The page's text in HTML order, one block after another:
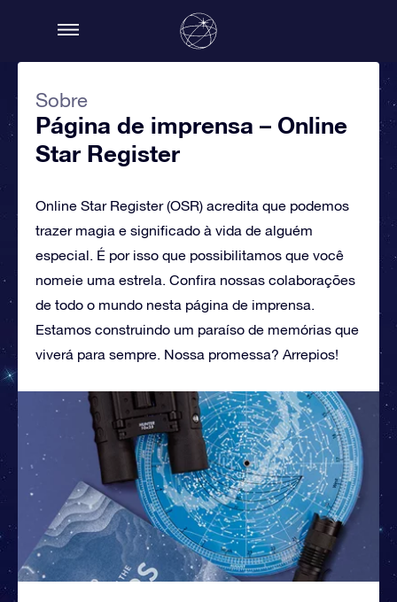
Sobre
Página de imprensa – Online
Star Register
Online Star Register (OSR) acredita que podemos
trazer magia e significado à vida de alguém
especial. É por isso que possibilitamos que você
nomeie uma estrela. Confira nossas colaborações
de todo o mundo nesta página de imprensa.
Estamos construindo um paraíso de memórias que
viverá para sempre. Nossa promessa? Arrepios!